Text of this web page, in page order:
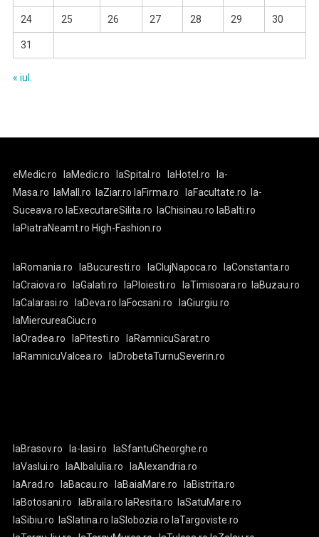
24 25 26 27 28 29 30
31
« iul.
eMedic.ro laMedic.ro laSpital.ro laHotel.ro
la-
Masa.ro
laMall.ro laZiar.ro laFirma.ro laFacultate.ro
la-
Suceava.ro laExecutareSilita.ro laChisinau.ro laBalti.ro
laPiatraNeamt.ro High-Fashion.ro
laRomania.ro laBucuresti.ro laClujNapoca.ro
laConstanta.ro
laCraiova.ro
laGalati.ro laPloiesti.ro laTimisoara.ro
laBuzau.ro
laCalarasi.ro
laDeva.ro laFocsani.ro
laGiurgiu.ro
laMiercureaCiuc.ro
laOradea.ro
laPitesti.ro
laRamnicuSarat.ro
laRamnicuValcea.ro
laDrobetaTurnuSeverin.ro
laBrasov.ro la-Iasi.ro
laSfantuGheorghe.ro
laVaslui.ro
laAlbaIulia.ro
laAlexandria.ro
laArad.ro
laBacau.ro laBaiaMare.ro
laBistrita.ro
laBotosani.ro
laBraila.ro laResita.ro
laSatuMare.ro
laSibiu.ro
laSlatina.ro laSlobozia.ro laTargoviste.ro